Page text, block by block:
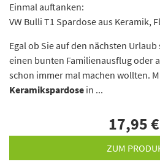
Einmal auftanken:
VW Bulli T1 Spardose aus Keramik,
Egal ob Sie auf den nächsten
einen bunten Familienausflug oder
schon immer mal machen wollten.
Keramikspardose in ...
17,95 €
ZUM